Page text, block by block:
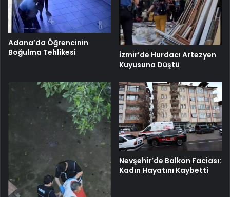
Adana’da Öğrencinin
Boğulma Tehlikesi
İzmir’de Hurdacı Artezyen
Kuyusuna Düştü
Nevşehir’de Balkon Faciası:
Kadın Hayatını Kaybetti